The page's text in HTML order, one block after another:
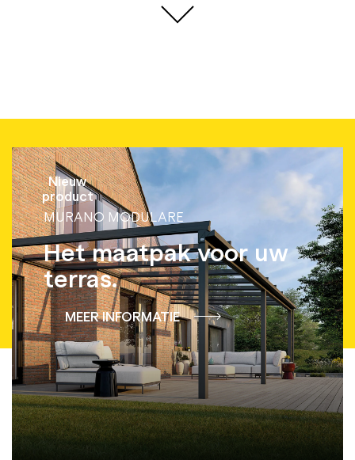
Nieuw
product
MURANO MODULARE
Het maatpak voor uw
terras.
MEER INFORMATIE